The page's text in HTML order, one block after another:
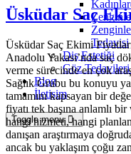
Tedavisi
Diş Estetiği
Göz
Blog
İletişim
Toggle menu
Üsküdar Saç
Üsküdar Saç Ekimi
Anadolu Yakası’nda saç
verme sürecinde en çok
Sağlık Grubu bu konuyu
tamamını kapsayan bir
fiyatı tek başına anlamlı
hangi hizmeti, hangi
danışan araştırmaya
ancak bu yaklaşım çoğu